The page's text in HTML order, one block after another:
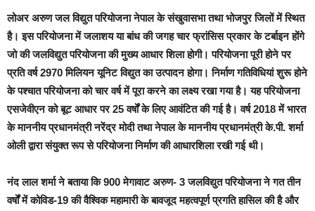
लोअर अरुण जल विद्युत परियोजना नेपाल के संखुवासभा तथा भोजपुर जिलों में स्थित
है। इस परियोजना में जलाशय या बांध की जगह चार फ्रांसिस प्रकार के टर्बाइन होंगे
जो की जलविद्युत परियोजना की मुख्य आधार शिला होगी। परियोजना पूरी होने पर
प्रति वर्ष 2970 मिलियन यूनिट विद्युत का उत्पादन होगा। निर्माण गतिविधियां शुरू होने
के पश्चात परियोजना को चार वर्ष में पूरा करने का लक्ष्य रखा गया है। यह परियोजना
एसजेवीएन को बूट आधार पर 25 वर्षों के लिए आवंटित की गई है। वर्ष 2018 में भारत
के माननीय प्रधानमंत्री नरेंद्र मोदी तथा नेपाल के माननीय प्रधानमंत्री के.पी. शर्मा
ओली द्वारा संयुक्त रूप से परियोजना निर्माण की आधारशिला रखी गई थी।
नंद लाल शर्मा ने बताया कि 900 मेगावाट अरुण- 3 जलविद्युत परियोजना ने गत तीन
वर्षों में कोविड-19 की वैश्विक महामारी के बावजूद महत्वपूर्ण प्रगति हासिल की है और